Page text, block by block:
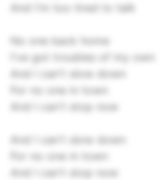
And I'm too tired to talk
No one back home
I've got troubles of my own
And I can't slow down
For no one in town
And I can't stop now
And I can't slow down
For no one in town
And I can't stop now